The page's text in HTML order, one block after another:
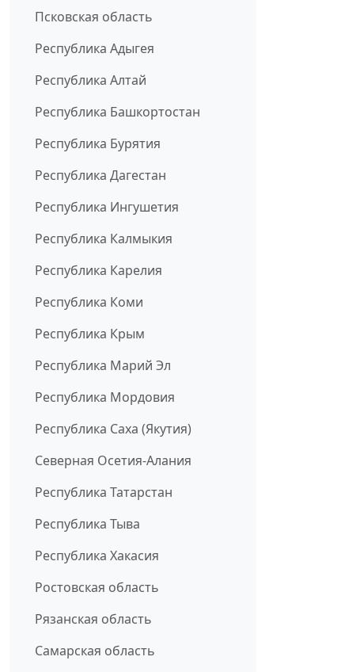
Псковская область
Республика Адыгея
Республика Алтай
Республика Башкортостан
Республика Бурятия
Республика Дагестан
Республика Ингушетия
Республика Калмыкия
Республика Карелия
Республика Коми
Республика Крым
Республика Марий Эл
Республика Мордовия
Республика Саха (Якутия)
Северная Осетия-Алания
Республика Татарстан
Республика Тыва
Республика Хакасия
Ростовская область
Рязанская область
Самарская область